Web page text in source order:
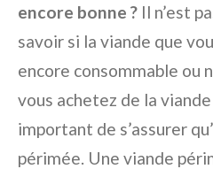
encore bonne ? Il n’est
savoir si la viande que
encore consommable ou
vous achetez de la
important de s’assurer
périmée. Une viande